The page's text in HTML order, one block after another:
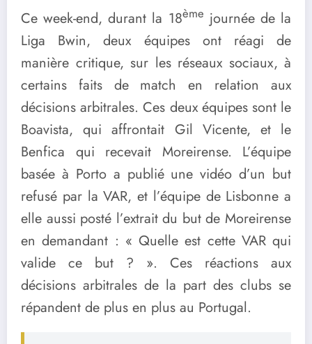
Ce week-end, durant la 18ème journée de la
Liga Bwin, deux équipes ont réagi de
manière critique, sur les réseaux sociaux, à
certains faits de match en relation aux
décisions arbitrales. Ces deux équipes sont le
Boavista, qui affrontait Gil Vicente, et le
Benfica qui recevait Moreirense. L’équipe
basée à Porto a publié une vidéo d’un but
refusé par la VAR, et l’équipe de Lisbonne a
elle aussi posté l’extrait du but de Moreirense
en demandant : « Quelle est cette VAR qui
valide ce but ? ». Ces réactions aux
décisions arbitrales de la part des clubs se
répandent de plus en plus au Portugal.